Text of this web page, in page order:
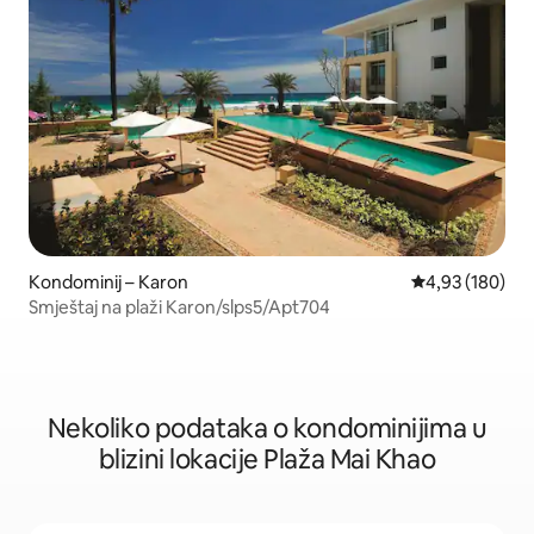
Kondominij – Karon Prosječna
4,93 (180)
Smještaj na plaži Karon/slps5/Apt704
Nekoliko podataka o kondominijima u
blizini lokacije Plaža Mai Khao